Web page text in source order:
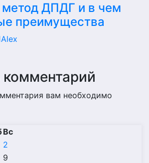
метод ДПДГ и в чем
преимущества
Alex
вам необходимо
Вс
2
9